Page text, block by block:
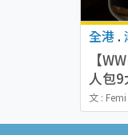
全港 .
【
人包
方便
文 :